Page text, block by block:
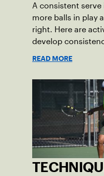
A consistent
more balls in play
right. Here are
develop
READ MORE